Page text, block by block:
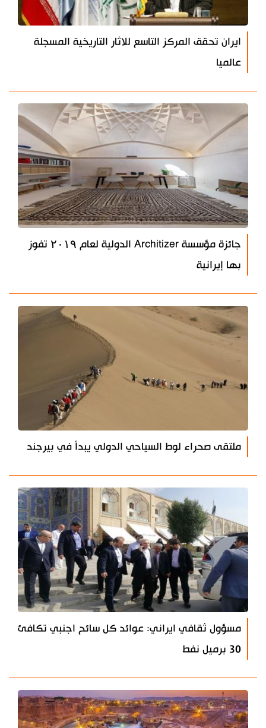
ايران تحقق المركز التاسع للاثار التاريخية المسجلة
عالميا
جائزة مؤسسة Architizer الدولية لعام ۲۰۱۹ تفوز
بها إيرانية
ملتقى صحراء لوط السياحي الدولي يبدأ في بيرجند
مسؤول ثقافي ايراني: عوائد كل سائح اجنبي تكافئ
30 برميل نفط